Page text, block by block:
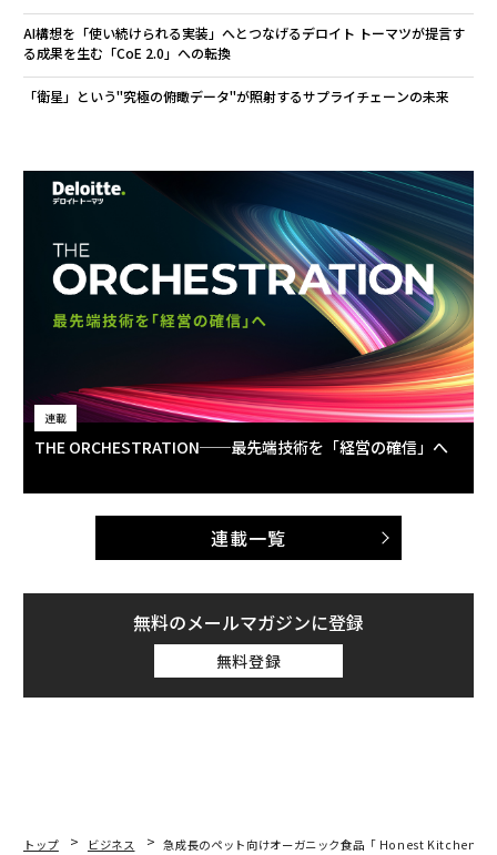
AI構想を「使い続けられる実装」へとつなげる――デロイト トーマツが提言す
る成果を生む「CoE 2.0」への転換
「衛星」という"究極の俯瞰データ"が照射するサプライチェーンの未来
連載
THE ORCHESTRATION──最先端技術を「経営の確信」へ
連載一覧
無料のメールマガジンに登録
無料登録
トップ ビジネス
急成長のペット向けオーガニック食品「 Honest Kitchen」